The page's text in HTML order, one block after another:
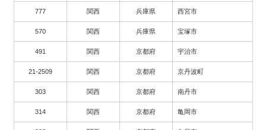
777 関西 兵庫県 西宮市
570 関西 兵庫県 宝塚市
491 関西 京都府 宇治市
21-2509 関西 京都府 京丹波町
303 関西 京都府 南丹市
314 関西 京都府 亀岡市